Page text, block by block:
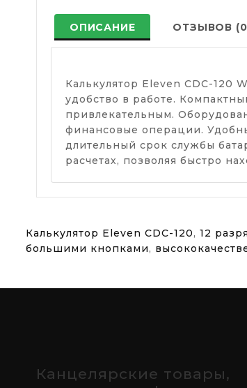
ОПИСАНИЕ ОТЗЫВОВ
Калькулятор Eleven CDC-120
удобство в работе.
привлекательным.
финансовые операции.
длительный срок службы
расчетах, позволяя быстро
Калькулятор Eleven CDC-120, 12
большими кнопками,
Канцелярские товары,